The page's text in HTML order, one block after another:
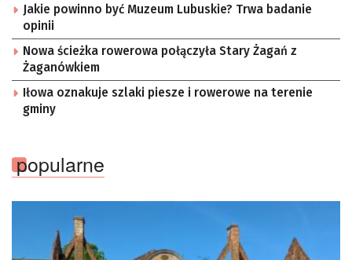
Kosmicznego oraz członek Komitetu Badań
Kosmicznych i Satelitarnych PAN.
Jakie powinno być Muzeum Lubuskie? Trwa badanie
opinii
Nowa ścieżka rowerowa połączyła Stary Żagań z
Żaganówkiem
Iłowa oznakuje szlaki piesze i rowerowe na terenie
gminy
popularne